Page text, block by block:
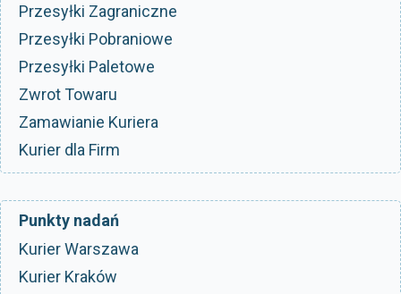
Przesyłki Zagraniczne
Przesyłki Pobraniowe
Przesyłki Paletowe
Zwrot Towaru
Zamawianie Kuriera
Kurier dla Firm
Punkty nadań
Kurier Warszawa
Kurier Kraków